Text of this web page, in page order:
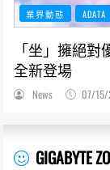
業界動態 ADATA
「坐」擁絕對
全新登場
News 07/
GIGABYTE